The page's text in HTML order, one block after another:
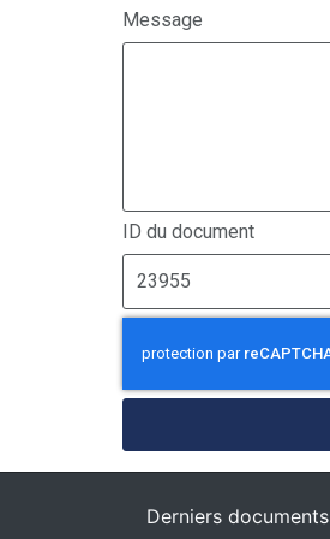
Message
ID du document
Derniers documents